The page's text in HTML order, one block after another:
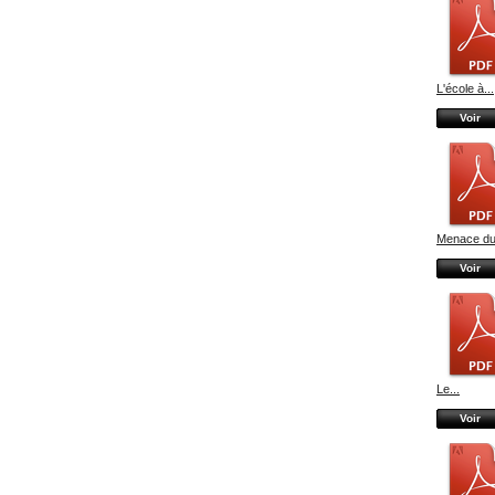
L'école à...
Voir
Menace
Voir
Le...
Voir